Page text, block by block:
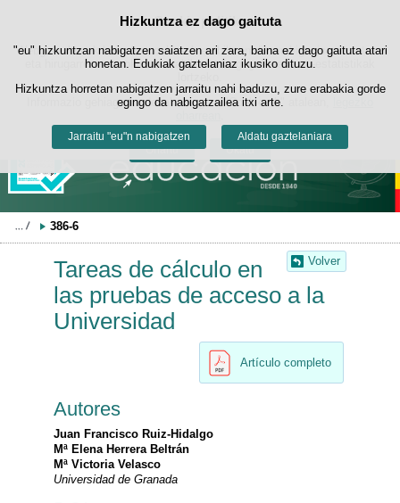
Cookie politika
Webgune honek berezko cookie-ak erabiltzen ditu nabigazioa errazteko
eta hirugarrenen cookie-ak erabilera- eta gogobetetasun-estatistikak
Informazio gehiago lor dezakezu gure "Cookie-ak" atalean,
Onartu Ukatu
Hizkuntza ez dago gaituta
"eu" hizkuntzan nabigatzen saiatzen ari zara, baina ez dago gaituta atari
honetan. Edukiak gaztelaniaz ikusiko dituzu.
Hizkuntza horretan nabigatzen jarraitu nahi baduzu, zure erabakia gorde
egingo da nabigatzailea itxi arte.
Jarraitu "eu"n nabigatzen Aldatu gaztelaniara
Edukira salto egin
386-6
Volver
Tareas de cálculo en
las pruebas de acceso a la
Universidad
Artículo completo
Autores
Juan Francisco Ruiz-Hidalgo
Mª Elena Herrera Beltrán
Mª Victoria Velasco
Universidad de Granada